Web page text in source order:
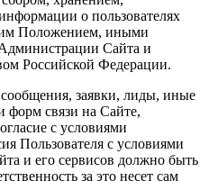
о пользователях
Положением, иными
Сайта и
Российской Федерации.
сообщения, заявки, лиды, иные
форм связи на Сайте,
с условиями
Пользователя с условиями
и его сервисов должно быть
за это несет сам